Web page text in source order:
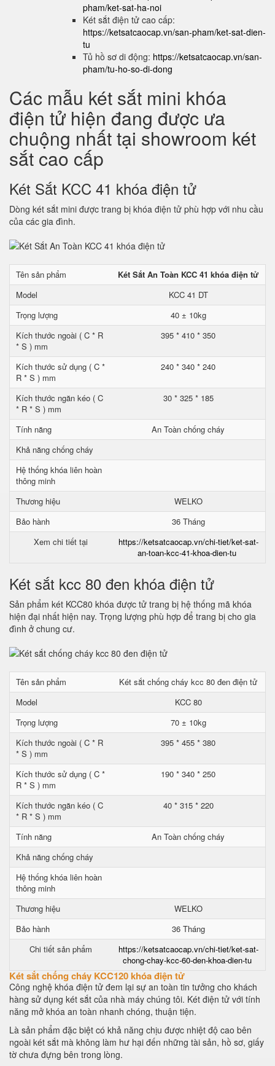
pham/ket-sat-ha-noi
Két sắt điện tử cao cấp:
https://ketsatcaocap.vn/san-pham/ket-sat-dien-
tu
Tủ hồ sơ di động: https://ketsatcaocap.vn/san-
pham/tu-ho-so-di-dong
Các mẫu két sắt mini khóa
điện tử hiện đang được ưa
chuộng nhất tại showroom két
sắt cao cấp
Két Sắt KCC 41 khóa điện tử
Dòng két sắt mini được trang bị khóa điện tử phù hợp với nhu cầu
của các gia đình.
Tên sản phẩm
Két Sắt An Toàn KCC 41 khóa điện tử
Model
KCC 41 DT
Trọng lượng
40 ± 10kg
Kích thước ngoài ( C * R
* S ) mm
395 * 410 * 350
Kích thước sử dụng ( C *
R * S ) mm
240 * 340 * 240
Kích thước ngăn kéo ( C
* R * S ) mm
30 * 325 * 185
Tính năng
An Toàn chống cháy
Khả năng chống cháy
Hệ thống khóa liên hoàn
thông minh
Thương hiệu
WELKO
Bảo hành
36 Tháng
Xem chi tiết tại
https://ketsatcaocap.vn/chi-tiet/ket-sat-
an-toan-kcc-41-khoa-dien-tu
Két sắt kcc 80 đen khóa điện tử
Sản phẩm két KCC80 khóa được tử trang bị hệ thống mã khóa
hiện đại nhất hiện nay. Trọng lượng phù hợp để trang bị cho gia
đình ở chung cư.
Tên sản phẩm
Két sắt chống cháy kcc 80 đen điện tử
Model
KCC 80
Trọng lượng
70 ± 10kg
Kích thước ngoài ( C * R
* S ) mm
395 * 455 * 380
Kích thước sử dụng ( C *
R * S ) mm
190 * 340 * 250
Kích thước ngăn kéo ( C
* R * S ) mm
40 * 315 * 220
Tính năng
An Toàn chống cháy
Khả năng chống cháy
Hệ thống khóa liên hoàn
thông minh
Thương hiệu
WELKO
Bảo hành
36 Tháng
Chi tiết sản phẩm
https://ketsatcaocap.vn/chi-tiet/ket-sat-
chong-chay-kcc-60-den-khoa-dien-tu
Két sắt chống cháy KCC120 khóa điện tử
Công nghệ khóa điện tử đem lại sự an toàn tin tưởng cho khách
hàng sử dụng két sắt của nhà máy chúng tôi. Két điện tử với tính
năng mở khóa an toàn nhanh chóng, thuận tiện.
Là sản phẩm đặc biệt có khả năng chịu được nhiệt độ cao bên
ngoài két sắt mà không làm hư hại đến những tài sản, hồ sơ, giấy
tờ chưa đựng bên trong lòng.